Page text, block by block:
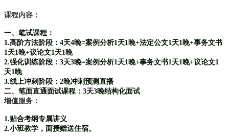
课程内容：
一、笔试课程：
1.高阶方法阶段：4天4晚=案例分析1天1晚+法定公文1天1晚+事务文书
1天1晚+议论文1天1晚
2.强化训练阶段：3天3晚=案例分析1天1晚+事务文书1天1晚+议论文1
天1晚
3.线上冲刺阶段：2晚冲刺预测直播
二、笔面直通面试课程：3天3晚结构化面试
增值服务：
1.贴合考纲专属讲义
2.小班教学，面授赠送住宿。